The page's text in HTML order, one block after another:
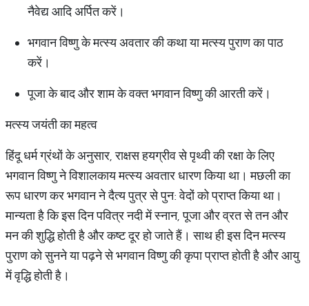
नैवेद्य आदि अर्पित करें।
भगवान विष्णु के मत्स्य अवतार की कथा या मत्स्य पुराण का पाठ
करें।
पूजा के बाद और शाम के वक्त भगवान विष्णु की आरती करें।
मत्स्य जयंती का महत्व
हिंदू धर्म ग्रंथों के अनुसार, राक्षस हयग्रीव से पृथ्वी की रक्षा के लिए
भगवान विष्णु ने विशालकाय मत्स्य अवतार धारण किया था। मछली का
रूप धारण कर भगवान ने दैत्य पुत्र से पुन: वेदों को प्राप्त किया था।
मान्यता है कि इस दिन पवित्र नदी में स्नान, पूजा और व्रत से तन और
मन की शुद्धि होती है और कष्ट दूर हो जाते हैं। साथ ही इस दिन मत्स्य
पुराण को सुनने या पढ़ने से भगवान विष्णु की कृपा प्राप्त होती है और आयु
में वृद्धि होती है।